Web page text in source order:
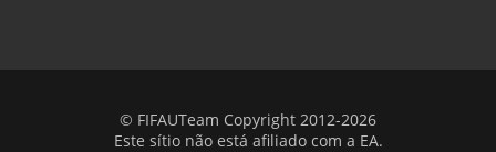
© FIFAUTeam Copyright 2012-2026
Este sítio não está afiliado com a EA.